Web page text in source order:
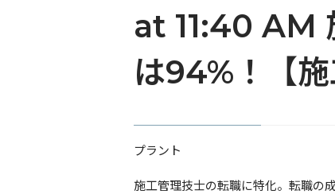
at 11:40 AM
は94%！【施
プラント
施工管理技士の転職に特化。転職の